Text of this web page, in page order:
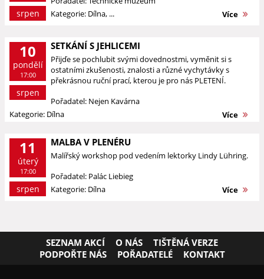
srpen
Kategorie: Dílna, ...
Více
10
pondělí
17:00
srpen
SETKÁNÍ S JEHLICEMI
Přijďe se pochlubit svými dovednostmi, vyměnit si s
ostatními zkušenosti, znalosti a různé vychytávky s
překrásnou ruční prací, kterou je pro nás PLETENÍ.
Pořadatel: Nejen Kavárna
Kategorie: Dílna
Více
11
úterý
17:00
srpen
MALBA V PLENÉRU
Malířský workshop pod vedením lektorky Lindy Lühring.
Pořadatel: Palác Liebieg
Kategorie: Dílna
Více
SEZNAM AKCÍ O NÁS
TIŠTĚNÁ VERZE
PODPOŘTE NÁS
POŘADATELÉ KONTAKT